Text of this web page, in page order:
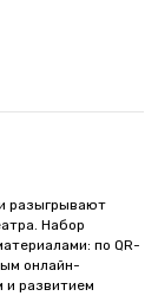
разыгрывают
Набор
по QR-
онлайн-
и развитием